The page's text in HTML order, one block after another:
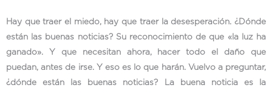
Hay que traer el miedo, hay que traer la desesperación. ¿Dónde
están las buenas noticias? Su reconocimiento de que «la luz ha
ganado». Y que necesitan ahora, hacer todo el daño que
puedan, antes de irse. Y eso es lo que harán. Vuelvo a preguntar,
¿dónde están las buenas noticias? La buena noticia es la